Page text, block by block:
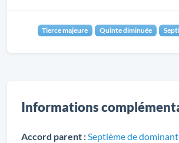
Tierce majeure Quinte diminuée
Informations
Accord parent :Septième de